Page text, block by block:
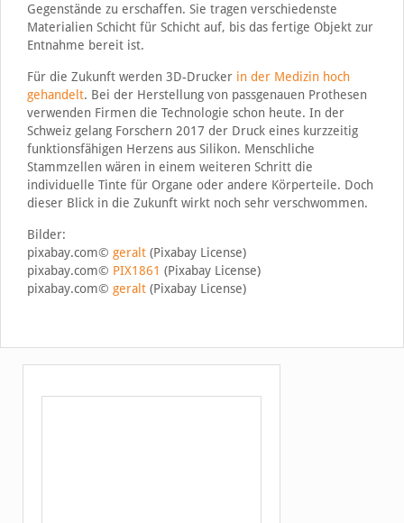
Gegenstände zu erschaffen. Sie tragen verschiedenste
Materialien Schicht für Schicht auf, bis das fertige Objekt zur
Entnahme bereit ist.
Für die Zukunft werden 3D-Drucker in der Medizin hoch
gehandelt. Bei der Herstellung von passgenauen Prothesen
verwenden Firmen die Technologie schon heute. In der
Schweiz gelang Forschern 2017 der Druck eines kurzzeitig
funktionsfähigen Herzens aus Silikon. Menschliche
Stammzellen wären in einem weiteren Schritt die
individuelle Tinte für Organe oder andere Körperteile. Doch
dieser Blick in die Zukunft wirkt noch sehr verschwommen.
Bilder:
pixabay.com© geralt(Pixabay License)
pixabay.com© PIX1861 (Pixabay License)
pixabay.com© geralt(Pixabay License)